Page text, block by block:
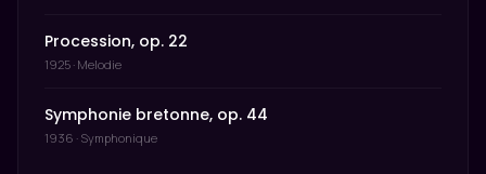
Procession, op. 22
1925 · Melodie
Symphonie bretonne, op. 44
1936 · Symphonique